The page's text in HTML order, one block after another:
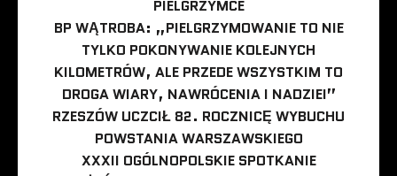
PIELGRZYMCE
BP WĄTROBA: „PIELGRZYMOWANIE TO NIE
TYLKO POKONYWANIE KOLEJNYCH
KILOMETRÓW, ALE PRZEDE WSZYSTKIM TO
DROGA WIARY, NAWRÓCENIA I NADZIEI”
RZESZÓW UCZCIŁ 82. ROCZNICĘ WYBUCHU
POWSTANIA WARSZAWSKIEGO
XXXII OGÓLNOPOLSKIE SPOTKANIE